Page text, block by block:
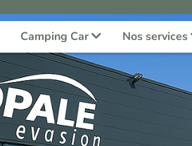
Camping Car Nos services